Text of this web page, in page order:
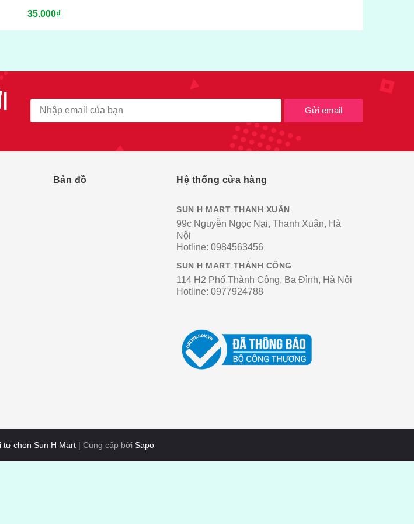
Gửi email
Bản đồ Hệ thống cửa hàng
SUN H MART THANH XUÂN
99c Nguyễn Ngọc Nại, Thanh Xuân, Hà
Nội
Hotline: 0984563456
SUN H MART THÀNH CÔNG
114 H2 Phố Thành Công, Ba Đình, Hà Nội
Hotline: 0977924788
tự chọn Sun H Mart| Cung cấp bởi Sapo